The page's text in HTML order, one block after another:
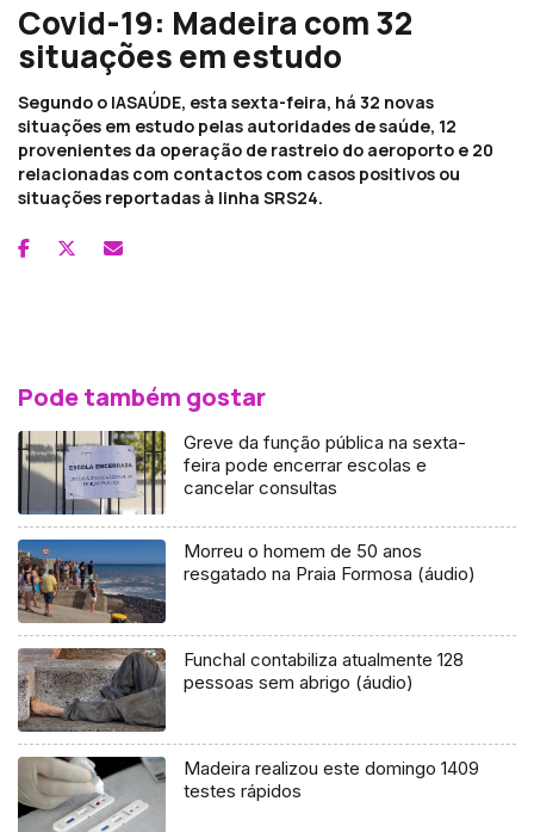
Covid-19: Madeira com 32
situações em estudo
Segundo o IASAÚDE, esta sexta-feira, há 32 novas
situações em estudo pelas autoridades de saúde, 12
provenientes da operação de rastreio do aeroporto e 20
relacionadas com contactos com casos positivos ou
situações reportadas à linha SRS24.
Pode também gostar
Greve da função pública na sexta-
feira pode encerrar escolas e
cancelar consultas
Morreu o homem de 50 anos
resgatado na Praia Formosa (áudio)
Funchal contabiliza atualmente 128
pessoas sem abrigo (áudio)
Madeira realizou este domingo 1409
testes rápidos